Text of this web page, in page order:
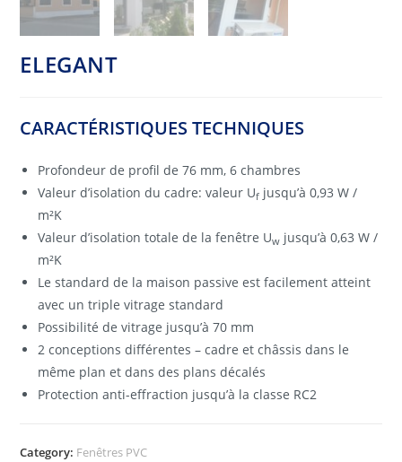
ELEGANT
CARACTÉRISTIQUES TECHNIQUES
Profondeur de profil de 76 mm, 6 chambres
Valeur d’isolation du cadre: valeur Uf jusqu’à 0,93 W /
m²K
Valeur d’isolation totale de la fenêtre Uw jusqu’à 0,63 W /
m²K
Le standard de la maison passive est facilement atteint
avec un triple vitrage standard
Possibilité de vitrage jusqu’à 70 mm
2 conceptions différentes – cadre et châssis dans le
même plan et dans des plans décalés
Protection anti-effraction jusqu’à la classe RC2
Category: Fenêtres PVC